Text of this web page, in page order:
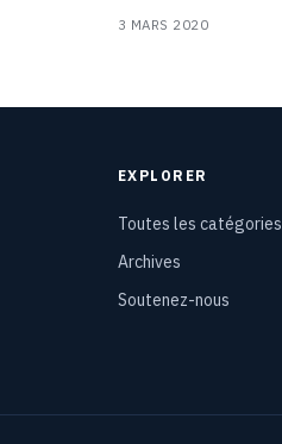
3 MARS 2020
EXPLORER
Toutes les catégories
Archives
Soutenez-nous